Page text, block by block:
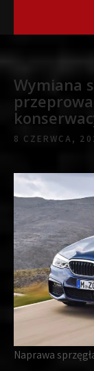
Wymiana
8 CZERWCA,
Naprawa